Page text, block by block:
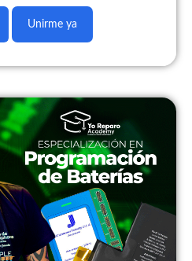
Unirme ya